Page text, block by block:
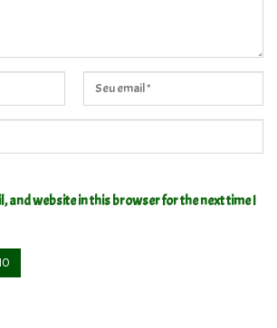
and website in this browser for the next time I